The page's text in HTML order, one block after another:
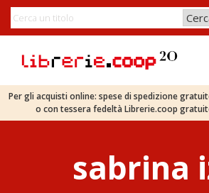
Per gli acquisti online: spese di spedizione
o con tessera fedeltà Librerie.coop
sabrina